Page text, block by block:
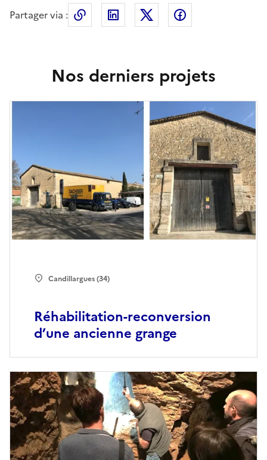
Partager via : Copier le lien de la page dans le
LinkedIn
Nos derniers projets
Réhabilitation-reconversion
d’une ancienne grange
Candillargues (34)